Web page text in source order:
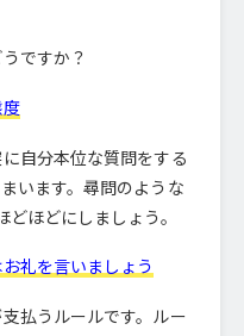
ですか？
自分本位な質問をする
います。尋問のような
ほどにしましょう。
礼を言いましょう
払うルールです。ルー